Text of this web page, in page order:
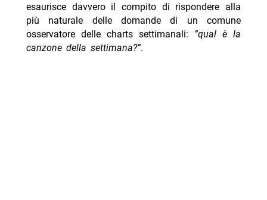
esaurisce davvero il compito di rispondere alla
più naturale delle domande di un comune
osservatore delle charts settimanali: ”qual è la
canzone della settimana?”.